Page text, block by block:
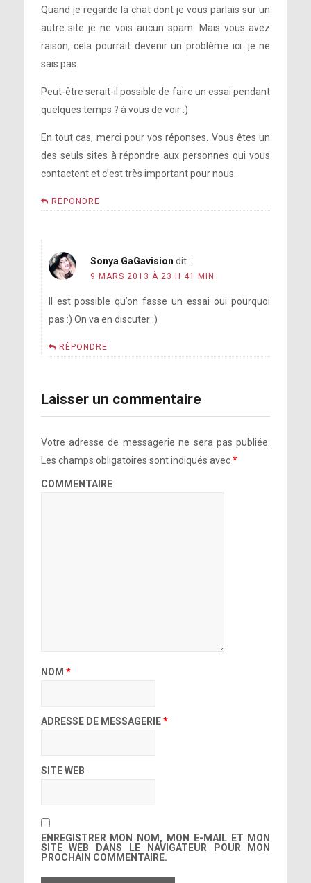
Quand je regarde la chat dont je vous parlais sur un
autre site je ne vois aucun spam. Mais vous avez
raison, cela pourrait devenir un problème ici…je ne
sais pas.
Peut-être serait-il possible de faire un essai pendant
quelques temps ? à vous de voir :)
En tout cas, merci pour vos réponses. Vous êtes un
des seuls sites à répondre aux personnes qui vous
contactent et c’est très important pour nous.
RÉPONDRE
Sonya GaGavision dit :
9 MARS 2013 À 23 H 41 MIN
Il est possible qu’on fasse un essai oui pourquoi
pas :) On va en discuter :)
RÉPONDRE
Laisser un commentaire
Votre adresse de messagerie ne sera pas publiée.
Les champs obligatoires sont indiqués avec*
COMMENTAIRE
NOM *
ADRESSE DE MESSAGERIE*
SITE WEB
ENREGISTRER MON NOM, MON E-MAIL ET MON
SITE WEB DANS LE NAVIGATEUR POUR MON
PROCHAIN COMMENTAIRE.